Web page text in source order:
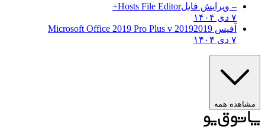
– ویرایش فایلHosts File Editor+
آفیس 2019
2019 Microsoft Office 2019 Pro Plus v
همه